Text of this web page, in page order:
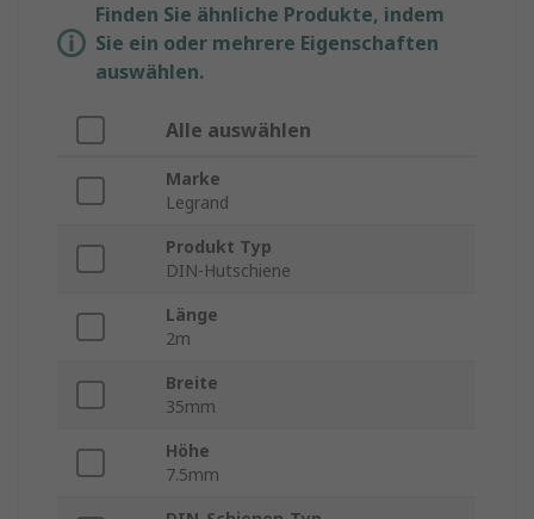
Finden Sie ähnliche Produkte, indem
Sie ein oder mehrere Eigenschaften
auswählen.
Alle auswählen
Marke
Legrand
Produkt Typ
DIN-Hutschiene
Länge
2m
Breite
35mm
Höhe
7.5mm